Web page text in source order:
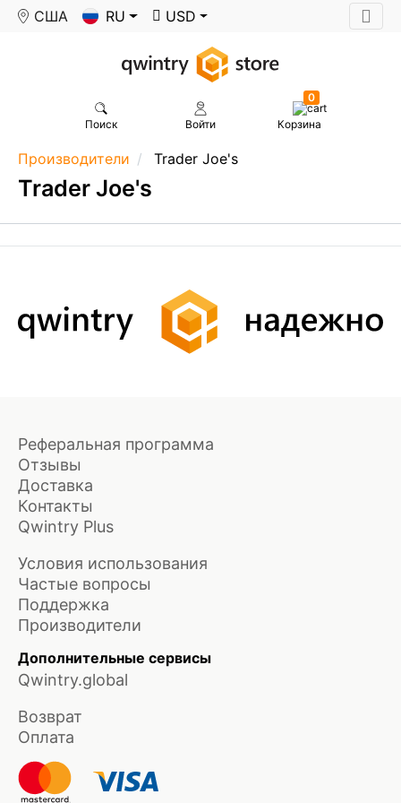
США RU USD
Поиск Войти
0
Корзина
Производители Trader Joe's
Trader Joe's
Реферальная программа
Отзывы
Доставка
Контакты
Qwintry Plus
Условия использования
Частые вопросы
Поддержка
Производители
Дополнительные сервисы
Qwintry.global
Возврат
Оплата